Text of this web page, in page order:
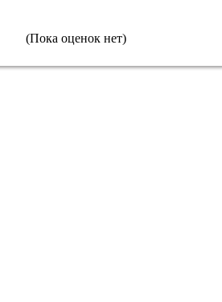
(Пока оценок нет)